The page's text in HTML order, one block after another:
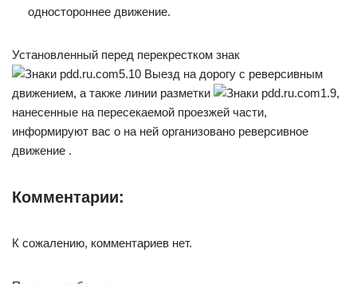
одностороннее движение.
Установленный перед перекрестком знак
5.10 Выезд на дорогу с реверсивным
движением, а также линии разметки
1.9,
нанесенные на пересекаемой проезжей части,
информируют вас о на ней организовано реверсивное
движение .
Комментарии:
К сожалению, комментариев нет.